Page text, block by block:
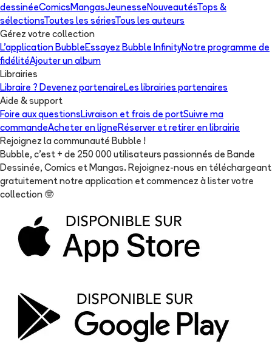
dessinéeComics MangasJeunesse NouveautésTops &
sélectionsToutes les sériesTous les auteurs
Gérez votre collection
L'application Bubble Essayez Bubble InfinityNotre programme de
fidélitéAjouter un album
Librairies
Libraire ? Devenez partenaire Les librairies partenaires
Aide & support
Foire aux questions Livraison et frais de portSuivre ma
commandeAcheter en ligne Réserver et retirer en librairie
Rejoignez la communauté Bubble !
Bubble, c'est + de 250 000 utilisateurs passionnés de Bande
Dessinée, Comics et Mangas. Rejoignez-nous en téléchargeant
gratuitement notre application et commencez à lister votre
collection 🤓